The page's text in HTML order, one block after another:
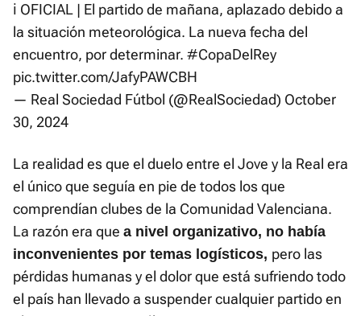
ℹ️ OFICIAL | El partido de mañana, aplazado debido a
la situación meteorológica. La nueva fecha del
encuentro, por determinar. #CopaDelRey
pic.twitter.com/JafyPAWCBH
— Real Sociedad Fútbol (@RealSociedad) October
30, 2024
La realidad es que el duelo entre el Jove y la Real era
el único que seguía en pie de todos los que
comprendían clubes de la Comunidad Valenciana.
La razón era que a nivel organizativo, no había
inconvenientes por temas logísticos, pero las
pérdidas humanas y el dolor que está sufriendo todo
el país han llevado a suspender cualquier partido en